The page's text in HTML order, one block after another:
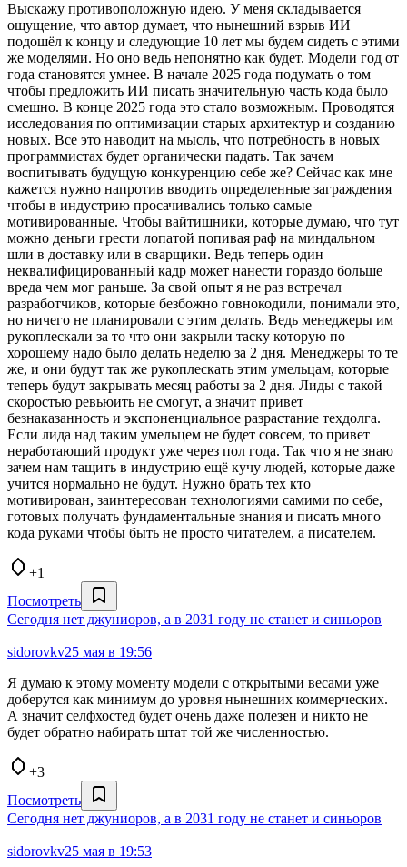
Выскажу противоположную идею. У меня складывается
ощущение, что автор думает, что нынешний взрыв ИИ
подошёл к концу и следующие 10 лет мы будем сидеть с этими
же моделями. Но оно ведь непонятно как будет. Модели год от
года становятся умнее. В начале 2025 года подумать о том
чтобы предложить ИИ писать значительную часть кода было
смешно. В конце 2025 года это стало возможным. Проводятся
исследования по оптимизации старых архитектур и созданию
новых. Все это наводит на мысль, что потребность в новых
программистах будет органически падать. Так зачем
воспитывать будущую конкуренцию себе же? Сейчас как мне
кажется нужно напротив вводить определенные заграждения
чтобы в индустрию просачивались только самые
мотивированные. Чтобы вайтишники, которые думаю, что тут
можно деньги грести лопатой попивая раф на миндальном
шли в доставку или в сварщики. Ведь теперь один
неквалифицированный кадр может нанести гораздо больше
вреда чем мог раньше. За свой опыт я не раз встречал
разработчиков, которые безбожно говнокодили, понимали это,
но ничего не планировали с этим делать. Ведь менеджеры им
рукоплескали за то что они закрыли таску которую по
хорошему надо было делать неделю за 2 дня. Менеджеры то те
же, и они будут так же рукоплескать этим умельцам, которые
теперь будут закрывать месяц работы за 2 дня. Лиды с такой
скоростью ревьюить не смогут, а значит привет
безнаказанность и экспоненциальное разрастание техдолга.
Если лида над таким умельцем не будет совсем, то привет
неработающий продукт уже через пол года. Так что я не знаю
зачем нам тащить в индустрию ещё кучу людей, которые даже
учится нормально не будут. Нужно брать тех кто
мотивирован, заинтересован технологиями самими по себе,
готовых получать фундаментальные знания и писать много
кода руками чтобы быть не просто читателем, а писателем.
+1
Посмотреть
Сегодня нет джуниоров, а в 2031 году не станет и синьоров
sidorovkv25 мая в 19:56
Я думаю к этому моменту модели с открытыми весами уже
доберутся как минимум до уровня нынешних коммерческих.
А значит селфхостед будет очень даже полезен и никто не
будет обратно набирать штат той же численностью.
+3
Посмотреть
Сегодня нет джуниоров, а в 2031 году не станет и синьоров
sidorovkv25 мая в 19:53